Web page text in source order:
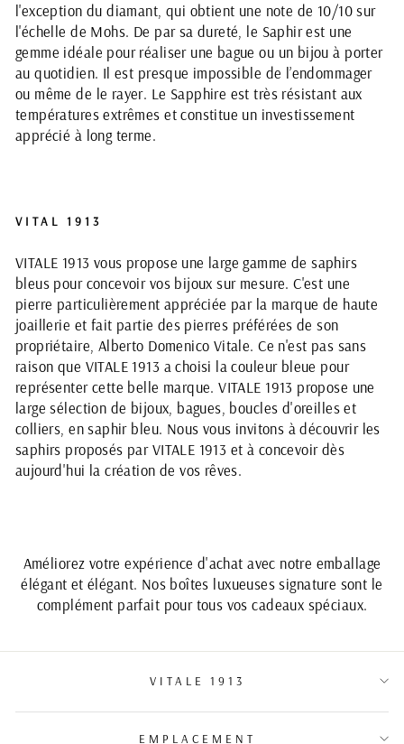
l'exception du diamant, qui obtient une note de 10/10 sur
l'échelle de Mohs. De par sa dureté, le Saphir est une
gemme idéale pour réaliser une bague ou un bijou à porter
au quotidien. Il est presque impossible de l’endommager
ou même de le rayer. Le Sapphire est très résistant aux
températures extrêmes et constitue un investissement
apprécié à long terme.
VITAL 1913
VITALE 1913 vous propose une large gamme de saphirs
bleus pour concevoir vos bijoux sur mesure. C'est une
pierre particulièrement appréciée par la marque de haute
joaillerie et fait partie des pierres préférées de son
propriétaire, Alberto Domenico Vitale. Ce n'est pas sans
raison que VITALE 1913 a choisi la couleur bleue pour
représenter cette belle marque. VITALE 1913 propose une
large sélection de bijoux, bagues, boucles d'oreilles et
colliers, en saphir bleu. Nous vous invitons à découvrir les
saphirs proposés par VITALE 1913 et à concevoir dès
aujourd'hui la création de vos rêves.
Améliorez votre expérience d'achat avec notre emballage
élégant et élégant. Nos boîtes luxueuses signature sont le
complément parfait pour tous vos cadeaux spéciaux.
VITALE 1913
EMPLACEMENT